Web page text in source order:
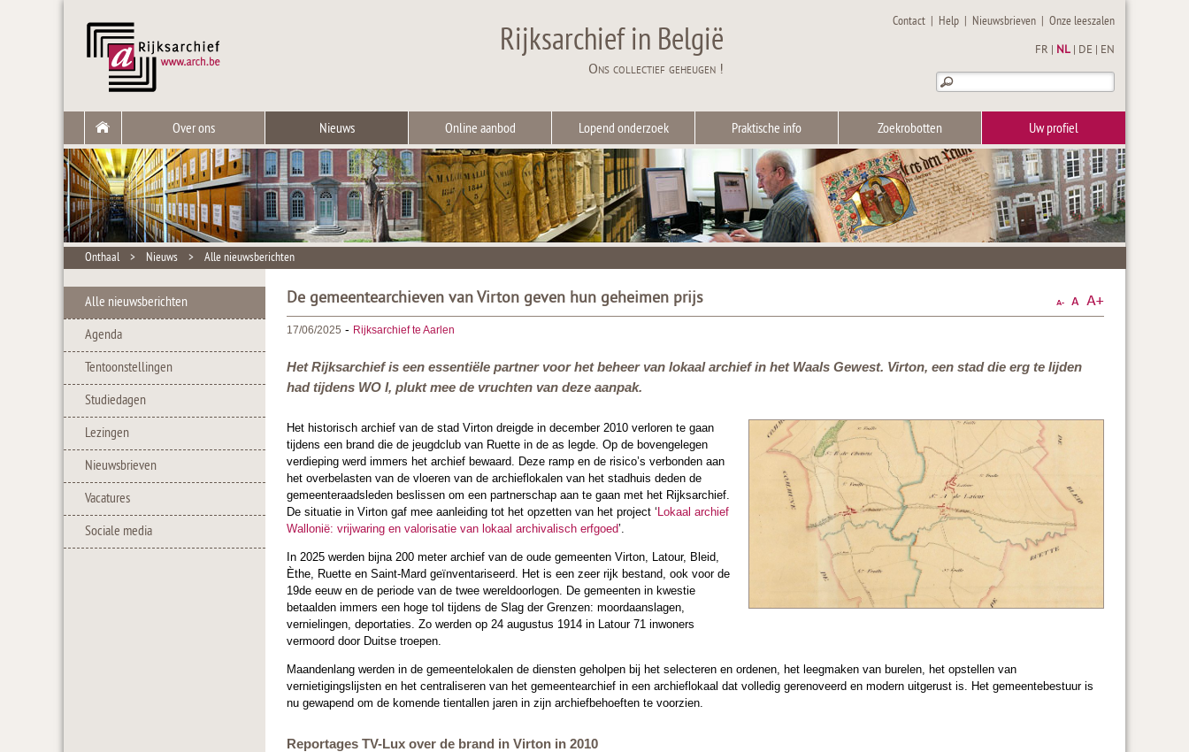
Rijksarchief in België
Ons collectief geheugen !
Contact | Help | Nieuwsbrieven |Onze leeszalen
FR NL DE EN
Over ons Nieuws Online aanbod Lopend onderzoek Praktische info Zoekrobotten Uw profiel
Onthaal > Nieuws > Alle nieuwsberichten
Alle nieuwsberichten
Agenda
Tentoonstellingen
Studiedagen
Lezingen
Nieuwsbrieven
Vacatures
Sociale media
De gemeentearchieven van Virton geven hun geheimen prijs
17/06/2025 - Rijksarchief te Aarlen
Het Rijksarchief is een essentiële partner voor het beheer van lokaal archief in het Waals Gewest. Virton, een stad die erg te lijden
had tijdens WO I, plukt mee de vruchten van deze aanpak.
Het historisch archief van de stad Virton dreigde in december 2010 verloren te gaan
tijdens een brand die de jeugdclub van Ruette in de as legde. Op de bovengelegen
verdieping werd immers het archief bewaard. Deze ramp en de risico’s verbonden aan
het overbelasten van de vloeren van de archieflokalen van het stadhuis deden de
gemeenteraadsleden beslissen om een partnerschap aan te gaan met het Rijksarchief.
De situatie in Virton gaf mee aanleiding tot het opzetten van het project ‘ Lokaal archief
Wallonië: vrijwaring en valorisatie van lokaal archivalisch erfgoed’.
In 2025 werden bijna 200 meter archief van de oude gemeenten Virton, Latour, Bleid,
Èthe, Ruette en Saint-Mard geïnventariseerd. Het is een zeer rijk bestand, ook voor de
19de eeuw en de periode van de twee wereldoorlogen. De gemeenten in kwestie
betaalden immers een hoge tol tijdens de Slag der Grenzen: moordaanslagen,
vernielingen, deportaties. Zo werden op 24 augustus 1914 in Latour 71 inwoners
vermoord door Duitse troepen.
Maandenlang werden in de gemeentelokalen de diensten geholpen bij het selecteren en ordenen, het leegmaken van burelen, het opstellen van
vernietigingslijsten en het centraliseren van het gemeentearchief in een archieflokaal dat volledig gerenoveerd en modern uitgerust is. Het gemeentebestuur is
nu gewapend om de komende tientallen jaren in zijn archiefbehoeften te voorzien.
Reportages TV-Lux over de brand in Virton in 2010